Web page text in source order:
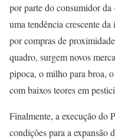
por parte do consumidor
uma tendência crescente
por compras de
quadro, surgem novos
pipoca, o milho para broa,
com baixos teores em
Finalmente, a execução do
condições para a expansão